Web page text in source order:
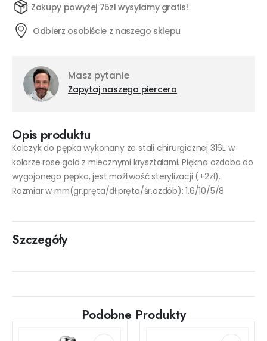
Zakupy powyżej 75zł wysyłamy gratis!
Odbierz osobiście z naszego sklepu
Masz pytanie
Zapytaj naszego piercera
Opis produktu
Kolczyk do pępka wykonany ze stali chirurgicznej 316L w
kolorze rose gold z mlecznymi kryształami. Piękna ozdoba do
wygojonego pępka, jest możliwość sterylizacji (+2zł).
Rozmiar w mm(gr.pręta/dł.pręta/śr.ozdób): 1.6/10/5/8
Szczegóły
Podobne Produkty